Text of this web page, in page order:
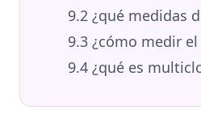
9.2 ¿qué medidas
9.3 ¿cómo medir
9.4 ¿qué es